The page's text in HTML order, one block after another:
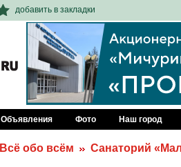
добавить в закладки
Объявления Фото Наш город
Всё обо всём
Санаторий